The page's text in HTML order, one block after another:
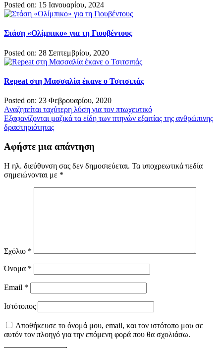
Posted on: 15 Ιανουαρίου, 2024
Στάση «Ολίμπικο» για τη Γιουβέντους
Posted on: 28 Σεπτεμβρίου, 2020
Repeat στη Μασσαλία έκανε ο Τσιτσιπάς
Posted on: 23 Φεβρουαρίου, 2020
Πλοήγηση
άρθρων
Αναζητείται ταχύτερη λύση για τον πτωχευτικό
Εξαφανίζονται μαζικά τα είδη των πτηνών εξαιτίας της ανθρώπινης
δραστηριότητας
Αφήστε μια απάντηση
Η ηλ. διεύθυνση σας δεν δημοσιεύεται. Τα υποχρεωτικά πεδία
σημειώνονται με *
Σχόλιο *
Όνομα *
Email *
Ιστότοπος
Αποθήκευσε το όνομά μου, email, και τον ιστότοπο μου σε
αυτόν τον πλοηγό για την επόμενη φορά που θα σχολιάσω.